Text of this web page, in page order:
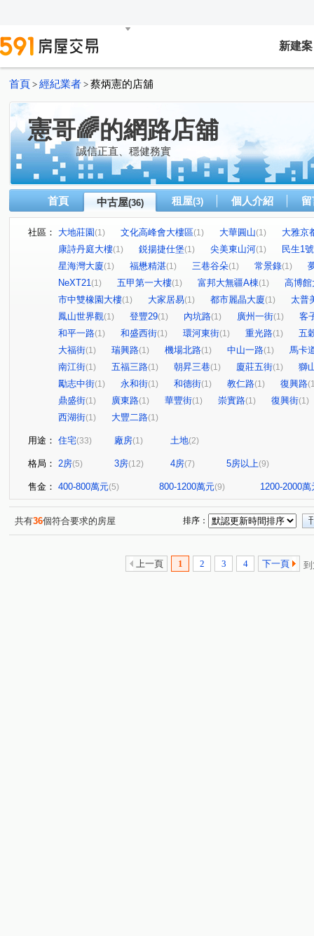
新建案
首頁 > 經紀業者 > 蔡炳憲的店舖
憲哥🌈的網路店舖
誠信正直、穩健務實
首頁 中古屋(36) 租屋(3) 個人介紹
社區： 大地莊園(1) 文化高峰會大樓區(1) 大華圓山(1)
大雅京
康詩丹庭大樓(1) 鋭揚捷仕堡(1) 尖美東山河(1)
民生1
星海灣大廈(1) 福懋精湛(1) 三巷谷朵(1) 常景錄(1)
NeXT21(1) 五甲第一大樓(1) 富邦大無疆A棟(1)
高博館
市中雙橡園大樓(1) 大家居易(1) 都市麗晶大廈(1)
太普
鳳山世界觀(1) 登豐29(1) 內坑路(1) 廣州一街(1)
客
和平一路(1) 和盛西街(1) 環河東街(1) 重光路(1)
五
大福街(1) 瑞興路(1) 機場北路(1) 中山一路(1)
馬卡
南江街(1) 五福三路(1) 朝昇三巷(1) 廈莊五街(1)
獅
勵志中街(1) 永和街(1) 和德街(1) 教仁路(1) 復興路
鼎盛街(1) 廣東路(1) 華豐街(1) 崇實路(1) 復興街(1)
西湖街(1) 大豐二路(1)
用途： 住宅(33) 廠房(1) 土地(2)
格局： 2房(5) 3房(12) 4房(7) 5房以上(9)
售金： 400-800萬元(5) 800-1200萬元(9) 1200-2000萬
共有36個符合要求的房屋 排序：
上一頁 1 2 3 4 下一頁